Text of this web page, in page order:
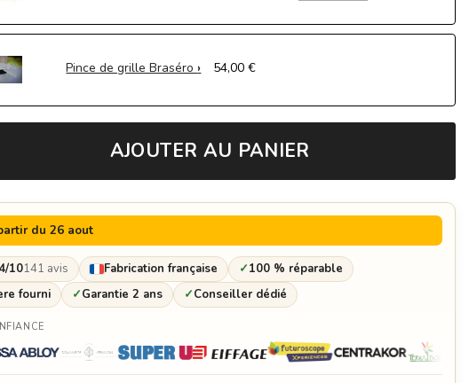
Pince de grille Braséro 54,00 €
Housse de Brasero Haut de Gamme - Protection Intempéries Made
in France
192,60 €
108,00 €
AJOUTER AU PANIER
du 26 aout
10141 avis Fabrication française ✓100 % réparable
fourni ✓Garantie 2 ans ✓Conseiller dédié